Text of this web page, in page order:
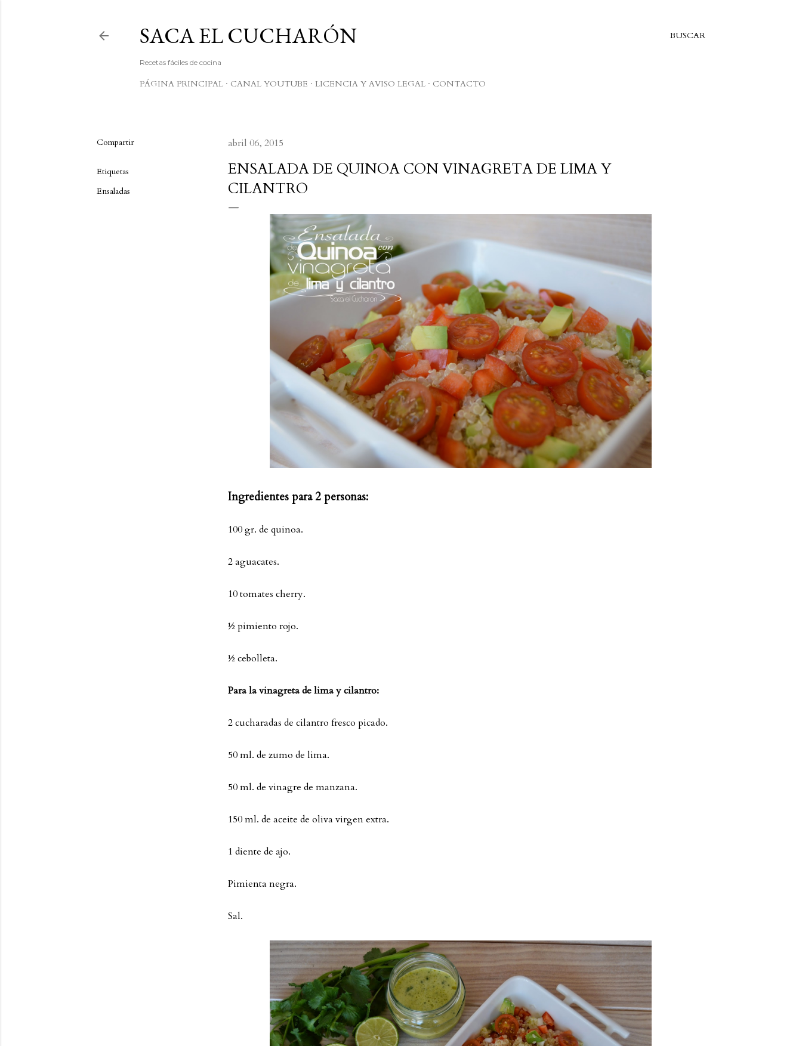
BUSCAR
SACA EL CUCHARÓN
Recetas fáciles de cocina
PÁGINA PRINCIPAL CANAL YOUTUBE LICENCIA Y AVISO LEGAL CONTACTO
Compartir
Etiquetas
Ensaladas
abril 06, 2015
ENSALADA DE QUINOA CON VINAGRETA DE LIMA Y
CILANTRO
Ingredientes para 2 personas:
100 gr. de quinoa.
2 aguacates.
10 tomates cherry.
½ pimiento rojo.
½ cebolleta.
Para la vinagreta de lima y cilantro:
2 cucharadas de cilantro fresco picado.
50 ml. de zumo de lima.
50 ml. de vinagre de manzana.
150 ml. de aceite de oliva virgen extra.
1 diente de ajo.
Pimienta negra.
Sal.